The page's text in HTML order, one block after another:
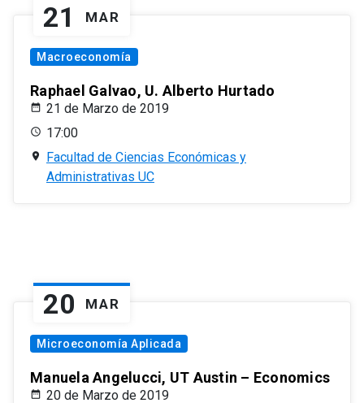
21 MAR
Macroeconomía
Raphael Galvao, U. Alberto Hurtado
21 de Marzo de 2019
17:00
Facultad de Ciencias Económicas y
Administrativas UC
20 MAR
Microeconomía Aplicada
Manuela Angelucci, UT Austin – Economics
20 de Marzo de 2019